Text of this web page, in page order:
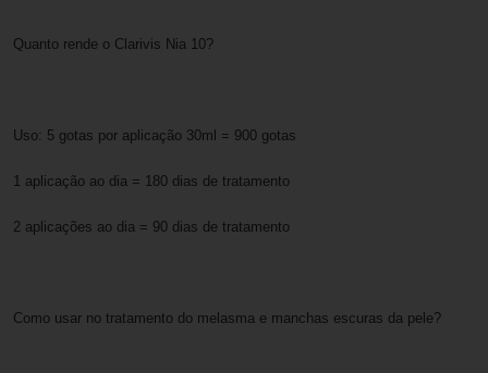
Quanto rende o Clarivis Nia 10?
Uso: 5 gotas por aplicação 30ml = 900 gotas
1 aplicação ao dia = 180 dias de tratamento
2 aplicações ao dia = 90 dias de tratamento
Como usar no tratamento do melasma e manchas escuras da pele?